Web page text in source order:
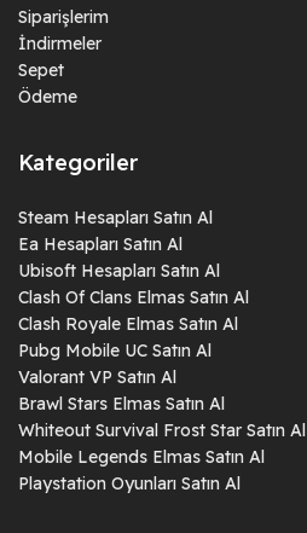
Siparişlerim
İndirmeler
Sepet
Ödeme
Kategoriler
Steam Hesapları Satın Al
Ea Hesapları Satın Al
Ubisoft Hesapları Satın Al
Clash Of Clans Elmas Satın Al
Clash Royale Elmas Satın Al
Pubg Mobile UC Satın Al
Valorant VP Satın Al
Brawl Stars Elmas Satın Al
Whiteout Survival Frost Star Satın Al
Mobile Legends Elmas Satın Al
Playstation Oyunları Satın Al